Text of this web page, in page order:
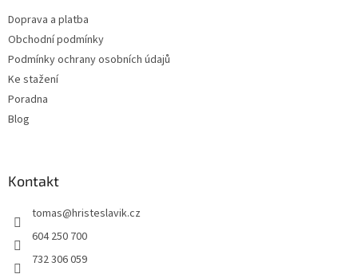
Doprava a platba
Obchodní podmínky
Podmínky ochrany osobních údajů
Ke stažení
Poradna
Blog
Kontakt
tomas@hristeslavik.cz
604 250 700
732 306 059